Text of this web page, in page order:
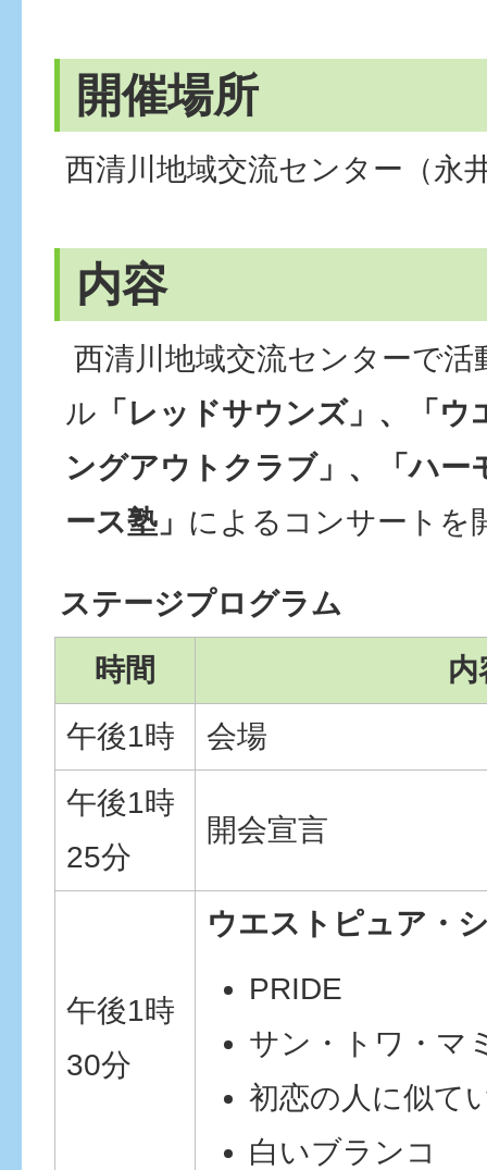
開催場所
西清川地域交流センター（永
内容
西清川地域交流センターで活
ル 「レッドサウンズ」、「
ングアウトクラブ」、「ハー
ース塾」 によるコンサートを
ステージプログラム
時間
内
午後1時
会場
午後1時
25分
開会宣言
午後1時
30分
ウエストピュア・
PRIDE
サン・トワ・マ
初恋の人に似て
白いブランコ